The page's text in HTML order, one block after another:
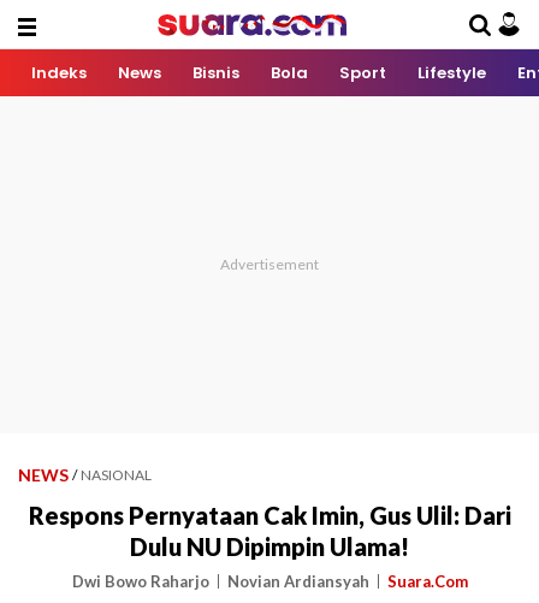
Indeks News Bisnis Bola Sport Lifestyle
NEWS / NASIONAL
Respons Pernyataan Cak Imin, Gus Ulil: Dari
Dulu NU Dipimpin Ulama!
Dwi Bowo Raharjo Novian Ardiansyah Suara.Com